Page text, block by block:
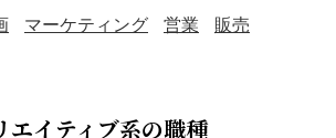
マーケティング 営業
販売
イティブ系の職種